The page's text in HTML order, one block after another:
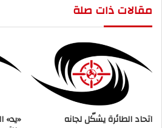
مقالات ذات صلة
اتحاد الطائرة يشكّل لجانه «يد»